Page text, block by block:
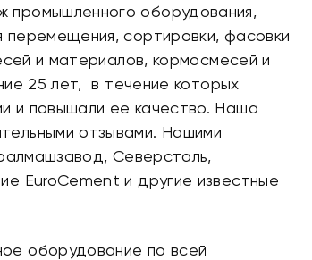
оборудования,
сортировки, фасовки
и материалов, кормосмесей и
25 лет, в течение которых
и повышали ее качество. Наша
отзывами. Нашими
Северсталь,
EuroCement и другие известные
оборудование по всей